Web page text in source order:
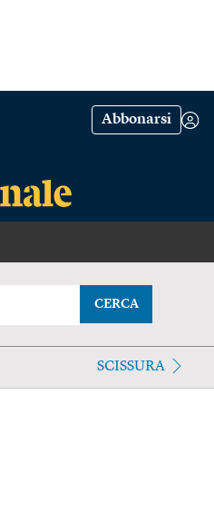
Abbonarsi
CERCA
SCISSURA